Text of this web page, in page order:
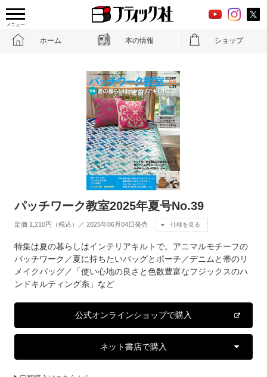
メニュー
ホーム 本の情報 ショップ
パッチワーク教室2025年夏号No.39
定価 1,210円（税込）／ 2025年06月04日発売 仕様を見る
特集は夏の暮らしはインテリアキルトで。アニマルモチーフの
パッチワーク／夏に持ちたいバッグとポーチ／デニムと帯のリ
メイクバッグ／「使い心地の良さと色数豊富なフジックスのハ
ンドキルティング糸」など
公式オンラインショップで購入
ネット書店で購入